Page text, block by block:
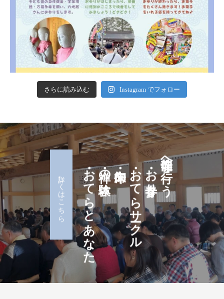
さらに読み込む Instagram でフォロー
龍仙寺へ行こう
・お寺参り
・おてらサークル
・御朱印
・禅の体験
・おてらとあなた
詳しくはこちら